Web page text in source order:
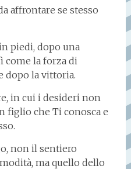
affrontare se stesso
piedi, dopo una
come la forza di
dopo la vittoria.
in cui i desideri non
figlio che Ti conosca e
non il sentiero
ma quello dello